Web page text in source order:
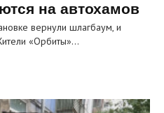
на автохамов
вернули шлагбаум, и
«Орбиты»…